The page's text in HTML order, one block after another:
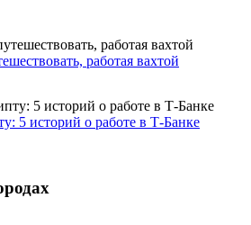
работая вахтой
5 историй о работе в Т-Банке